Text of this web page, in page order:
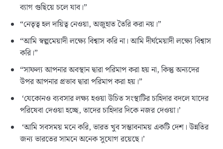
ব্যাগ গুছিয়ে চলে যাব।”
“নেতৃত্ব হল দায়িত্ব নেওয়া, অজুহাত তৈরি করা নয়।”
“আমি স্বল্পমেয়াদী লক্ষ্যে বিশ্বাস করি না। আমি দীর্ঘমেয়াদী লক্ষ্যে বিশ্বাস
করি।”
“সাফল্য আপনার অবস্থান দ্বারা পরিমাপ করা হয় না, কিন্তু অন্যদের
উপর আপনার প্রভাব দ্বারা পরিমাপ করা হয়।”
‘যেকোনও ব্যবসার লক্ষ্য হওয়া উচিত সংস্থাটির চাহিদার বদলে যাদের
পরিষেবা দেওয়া হচ্ছে, তাদের চাহিদার দিকে নজর দেওয়া।’
‘আমি সবসময় মনে করি, ভারত খুব সম্ভাবনাময় একটি দেশ। উন্নতির
জন্য ভারতের সামনে অনেক সুযোগ রয়েছে।’